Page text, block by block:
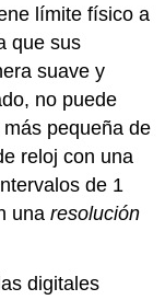
límite físico a
que sus
suave y
no puede
pequeña de
reloj con una
de 1
unaresolución
digitales